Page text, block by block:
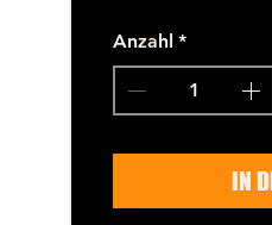
Anzahl *
IN